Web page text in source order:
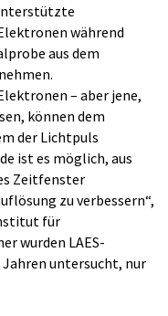
während
aus dem
– aber jene,
können dem
der Lichtpuls
ist es möglich, aus
Zeitfenster
zu verbessern“,
für
wurden LAES-
Jahren untersucht, nur